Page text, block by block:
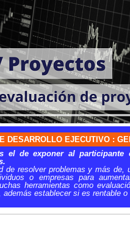
DESARROLLO EJECUTIVO :
el de exponer al participante
de resolver problemas y más de,
o empresas para
herramientas como
establecer si es rentable